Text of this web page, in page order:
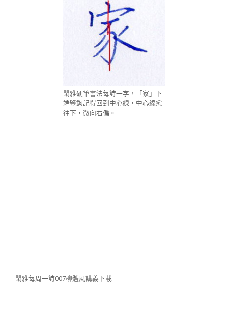
閑雅硬筆書法每詩一字，「家」下
端豎鉤記得回到中心線，中心線愈
往下，微向右偏。
閑雅每周一詩007柳體風講義下載